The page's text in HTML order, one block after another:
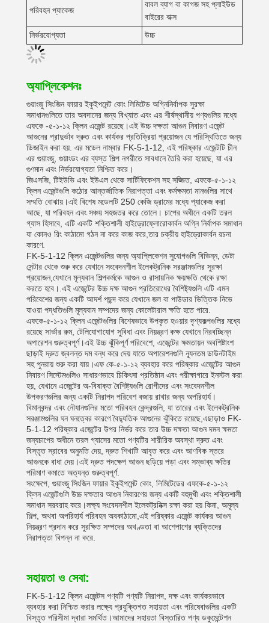
পরিবহন প্যাকেজ
বাবল ব্যাগ বা কাগজ সহ প্লাইউড
বাইরের বাক্স
নির্ভরযোগ্যতা
উচ্চ
অ্যাপ্লিকেশনঃ
গুয়াংজু সিংজিন ফায়ার ইকুইপমেন্ট কোং লিমিটেড অগ্নিনির্বাপক সুরক্ষা
সমাধানগুলিতে তার অবদানের জন্য বিখ্যাত এবং এর শীর্ষস্থানীয় পণ্যগুলির মধ্যে
এফকে -৫-১-১২ ক্লিন এজেন্ট রয়েছে।এই উচ্চ দক্ষতা আগুন নিবারণ এজেন্ট
আগুনের প্রাদুর্ভাব দ্রুত এবং কার্যকর প্রতিক্রিয়া প্রয়োজন যে পরিস্থিতিতে জন্য
ডিজাইন করা হয়. এর মডেল নাম্বার FK-5-1-12, এই পরিষ্কার এজেন্টটি চীন
এর গুয়াংজু, গুয়াংডং এর ব্যস্ত শিল্প নগরীতে সাবধানে তৈরি করা হয়েছে, যা এর
গুণমান এবং নির্ভরযোগ্যতা নিশ্চিত করে।
জিএসজি, টিইউভি এবং ইউএল থেকে সার্টিফিকেশন সহ সজ্জিত, এফকে-৫-১-১২
ক্লিন এজেন্টগুলি কঠোর আন্তর্জাতিক নিরাপত্তা এবং কর্মক্ষমতা মানগুলির সাথে
সম্মতি বোঝায়।এই বিশেষ মডেলটি 250 কেজি ড্রামের মধ্যে প্যাকেজ করা
আছে, যা পরিবহন এবং সঞ্চয় সহজতর করে তোলে। চাপের অধীনে একটি তরল
গ্যাস হিসাবে, এটি একটি শক্তিশালী হাইড্রোফ্লোরোকার্বন অগ্নি নির্বাপক সমাধান
যা কোনও রিং কাঠামো গঠন না করে কাজ করে,তার চক্রীয় হাইড্রোকার্বন রচনা
কারণে.
FK-5-1-12 ক্লিন এজেন্টগুলির জন্য অ্যাপ্লিকেশন সুযোগগুলি বিভিন্ন, ডেটা
সেন্টার থেকে শুরু করে যেখানে সংবেদনশীল ইলেকট্রনিক সরঞ্জামগুলির সুরক্ষা
প্রয়োজন,যেখানে মূল্যবান শিল্পকর্মকে আগুন ও রাসায়নিক ক্ষয়ক্ষতি থেকে রক্ষা
করতে হবে।.এই এজেন্টের উচ্চ দক্ষ আগুন প্রতিরোধের বৈশিষ্ট্যগুলি এটি এমন
পরিবেশের জন্য একটি আদর্শ পছন্দ করে যেখানে জল বা পাউডার ভিত্তিক নিভে
যাওয়া পদ্ধতিগুলি মূল্যবান সম্পদের জন্য কোলেটারাল ক্ষতি হতে পারে.
এফকে-৫-১-১২ ক্লিন এজেন্টগুলির বিশেষভাবে উপকৃত হওয়ার দৃশ্যকল্পগুলির মধ্যে
রয়েছে সার্ভার রুম, টেলিযোগাযোগ সুবিধা এবং নিয়ন্ত্রণ কক্ষ যেখানে নিরবচ্ছিন্ন
অপারেশন গুরুত্বপূর্ণ।এই উচ্চ ঝুঁকিপূর্ণ পরিবেশে, এজেন্টের ক্ষমতায়ন অবশিষ্টাংশ
ছাড়াই দ্রুত জ্বলন্ত দম বন্ধ করে দেয় যাতে অপারেশনগুলি ন্যূনতম ডাউনটাইম
সহ পুনরায় শুরু করা যায়।এফ কে-৫-১-১২ ব্যবহার করে পরিষ্কার এজেন্টের আগুন
নিবারণ সিস্টেমগুলিও সাধারণভাবে চিকিৎসা প্রতিষ্ঠান এবং পরীক্ষাগারে ইনস্টল করা
হয়, যেখানে এজেন্টের অ-বিষাক্ত বৈশিষ্ট্যগুলি রোগীদের এবং সংবেদনশীল
উপকরণগুলির জন্য একটি নিরাপদ পরিবেশ বজায় রাখার জন্য অপরিহার্য।
বিমানবন্দর এবং নৌযানগুলির মতো পরিবহন কেন্দ্রগুলি, যা তারের এবং ইলেকট্রনিক
সরঞ্জামগুলির ঘন ঘনত্বের কারণে বৈদ্যুতিক আগুনের ঝুঁকিতে রয়েছে,এছাড়াও FK-
5-1-12 পরিষ্কার এজেন্টের উপর নির্ভর করে তার উচ্চ দক্ষতা আগুন দমন ক্ষমতা
জন্যচাপের অধীনে তরল গ্যাসের মতো পণ্যটির শারীরিক অবস্থা দ্রুত এবং
বিস্তৃত স্রাবের অনুমতি দেয়, দ্রুত শিখাটি আবৃত করে এবং আণবিক স্তরে
আগুনকে বাধা দেয়।এই দ্রুত পদক্ষেপ আগুন ছড়িয়ে পড়া এবং সম্ভাব্য ক্ষতির
পরিমাণ কমাতে অত্যন্ত গুরুত্বপূর্ণ.
সংক্ষেপে, গুয়াংজু সিংজিন ফায়ার ইকুইপমেন্ট কোং, লিমিটেডের এফকে-৫-১-১২
ক্লিন এজেন্টগুলি উচ্চ দক্ষতার আগুন নিবারণের জন্য একটি বহুমুখী এবং শক্তিশালী
সমাধান সরবরাহ করে।লক্ষ্য সংবেদনশীল ইলেকট্রনিক্স রক্ষা করা হয় কিনা, অমূল্য
শিল্প, অথবা অপরিহার্য পরিবহন অবকাঠামো,এই পরিষ্কার এজেন্ট কার্যকর আগুন
নিয়ন্ত্রণ প্রদান করে সুরক্ষিত সম্পদের অখণ্ডতা বা আশেপাশের ব্যক্তিদের
নিরাপত্তা বিপন্ন না করে.
সহায়তা ও সেবা:
FK-5-1-12 ক্লিন এজেন্টস পণ্যটি পণ্যটি নিরাপদ, দক্ষ এবং কার্যকরভাবে
ব্যবহার করা নিশ্চিত করার লক্ষ্যে প্রযুক্তিগত সহায়তা এবং পরিষেবাগুলির একটি
বিস্তৃত পরিসীমা দ্বারা সমর্থিত।আমাদের সহায়তা বিস্তারিত পণ্য ডকুমেন্টেশন